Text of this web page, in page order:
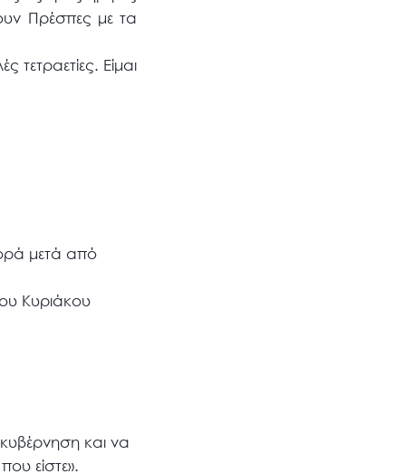
Πρέσπες με τα
Είμαι
μετά από
Κυριάκου
και να
είστε».